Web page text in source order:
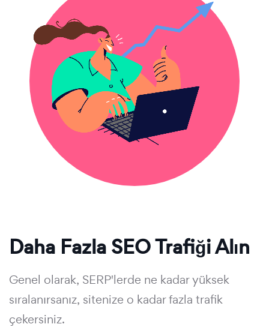
Daha Fazla SEO Trafiği Alın
Genel olarak, SERP'lerde ne kadar yüksek
sıralanırsanız, sitenize o kadar fazla trafik
çekersiniz.